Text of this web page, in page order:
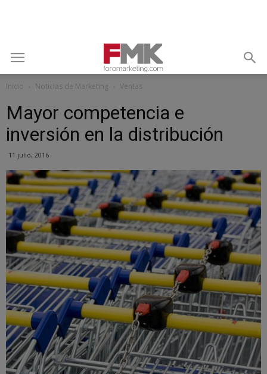
Inicio Noticias de Marketing Ventas
Mayor competencia e
inversión en la distribución
11 julio, 2016